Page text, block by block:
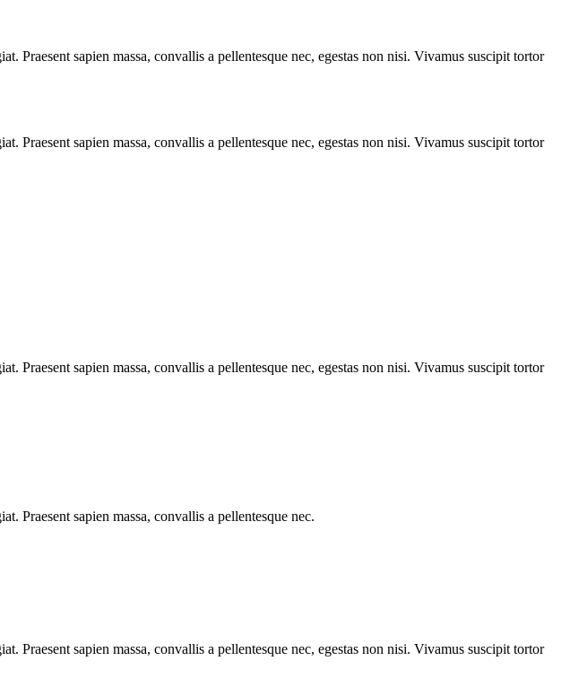
Praesent sapien massa, convallis a pellentesque nec, egestas non nisi. Vivamus suscipit tortor
Praesent sapien massa, convallis a pellentesque nec, egestas non nisi. Vivamus suscipit tortor
Praesent sapien massa, convallis a pellentesque nec, egestas non nisi. Vivamus suscipit tortor
Praesent sapien massa, convallis a pellentesque nec.
Praesent sapien massa, convallis a pellentesque nec, egestas non nisi. Vivamus suscipit tortor